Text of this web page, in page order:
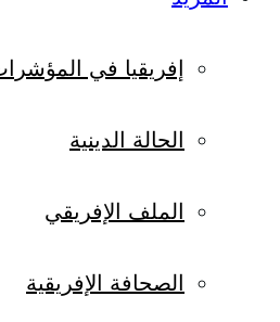
إفريقيا في
الحالة الدينية
الملف الإفريقي
الصحافة الإفريقية